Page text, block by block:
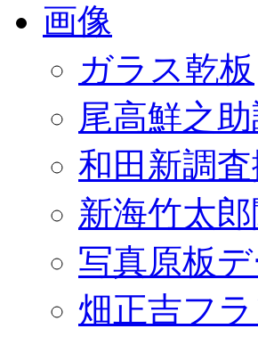
画像
ガラス乾板
尾高鮮之
和田新調
新海竹太
写真原板
畑正吉フ